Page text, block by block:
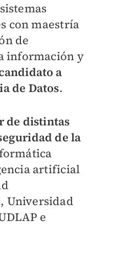
con maestría
de
información y
a
de Datos.
de distintas
de la
artificial
Universidad
e